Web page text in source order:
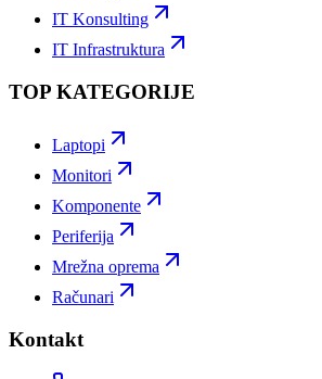
IT Konsulting
IT Infrastruktura
TOP KATEGORIJE
Laptopi
Monitori
Komponente
Periferija
Mrežna oprema
Računari
Kontakt